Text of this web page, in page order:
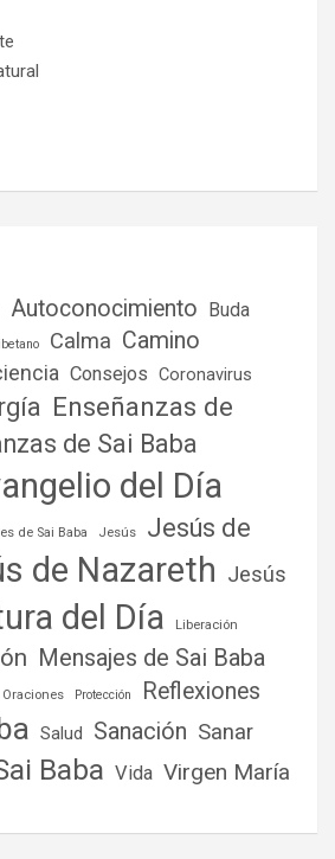
Autoconocimiento Buda
Calma Camino
Consejos Coronavirus
Enseñanzas de
de Sai Baba
del Día
de Sai Baba Jesús
Jesús de
de Nazareth Jesús
del Día Liberación
Mensajes de Sai Baba
Oraciones Protección Reflexiones
Salud Sanación Sanar
Baba Vida Virgen María